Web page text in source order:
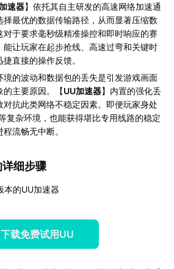
速器】依托其自主研发的高速网络加速通
最优的数据传输路径，从而显著压缩数
对于要求毫秒级精准操控和即时响应的赛
能让玩家在起步抢线、高速过弯和关键时
直接的操作反馈。
境的波动和数据包的丢失是引发游戏画面
主要原因。【UU加速器】内置的强化丢
抗此类网络不稳定因素。即便玩家身处
复杂环境，也能获得堪比专用线路的稳定
流畅无中断。
详细步骤
本的UU加速器
下载免费试用UU